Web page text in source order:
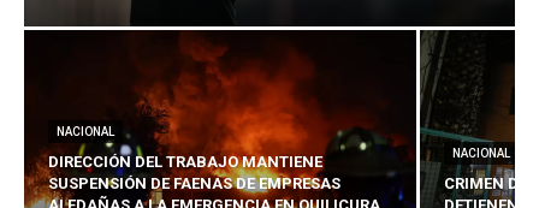
NACIONAL
DIRECCIÓN DEL TRABAJO MANTIENE
SUSPENSIÓN DE FAENAS DE EMPRESAS
NACIONAL
CRIMEN DE